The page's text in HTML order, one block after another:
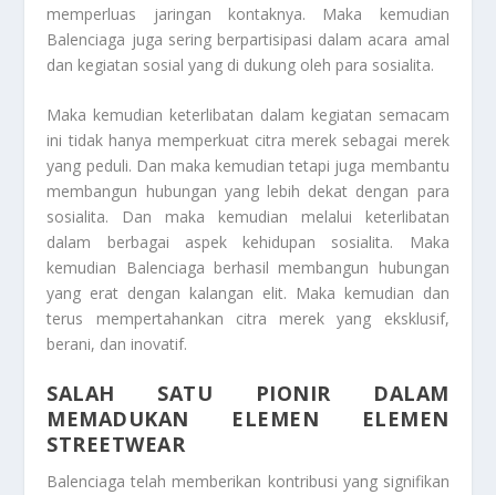
memperluas jaringan kontaknya. Maka kemudian
Balenciaga juga sering berpartisipasi dalam acara amal
dan kegiatan sosial yang di dukung oleh para sosialita.
Maka kemudian keterlibatan dalam kegiatan semacam
ini tidak hanya memperkuat citra merek sebagai merek
yang peduli. Dan maka kemudian tetapi juga membantu
membangun hubungan yang lebih dekat dengan para
sosialita. Dan maka kemudian melalui keterlibatan
dalam berbagai aspek kehidupan sosialita. Maka
kemudian Balenciaga berhasil membangun hubungan
yang erat dengan kalangan elit. Maka kemudian dan
terus mempertahankan citra merek yang eksklusif,
berani, dan inovatif.
SALAH SATU PIONIR DALAM
MEMADUKAN ELEMEN ELEMEN
STREETWEAR
Balenciaga telah memberikan kontribusi yang signifikan